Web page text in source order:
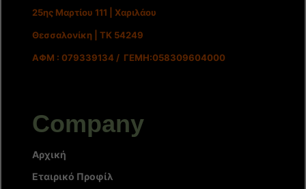
25ης Μαρτίου 111 | Χαριλάου
Θεσσαλονίκη | ΤΚ 54249
ΑΦΜ : 079339134 / ΓΕΜΗ:058309604000
Company
Αρχική
Εταιρικό Προφίλ